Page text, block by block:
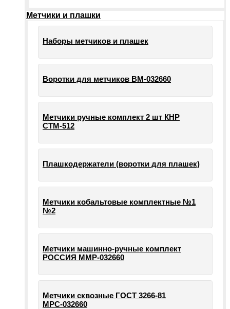
Метчики и плашки
Наборы метчиков и плашек
Воротки для метчиков ВМ-032660
Метчики ручные комплект 2 шт КНР
СТМ-512
Плашкодержатели (воротки для плашек)
Метчики кобальтовые комплектные №1
№2
Метчики машинно-ручные комплект
РОССИЯ ММР-032660
Метчики сквозные ГОСТ 3266-81
МРС-032660